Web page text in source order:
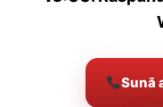
Sună